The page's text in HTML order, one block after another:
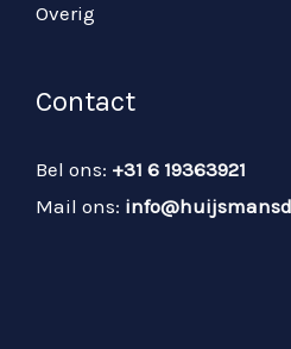
Overig
Contact
Bel ons: +31 6 19363921
Mail ons: